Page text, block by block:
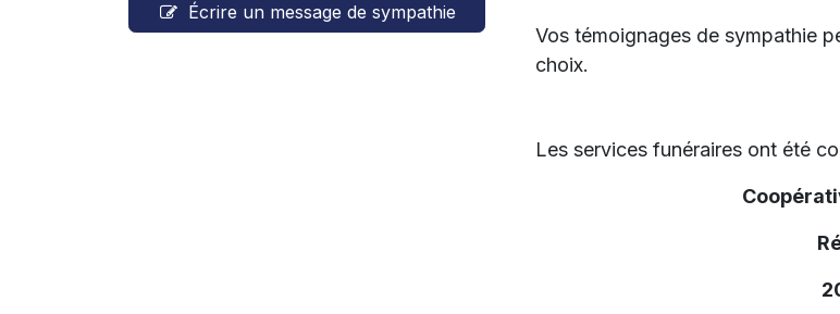
Écrire un message de sympathie
Vos témoignages de sympathie
choix.
Les services funéraires ont été